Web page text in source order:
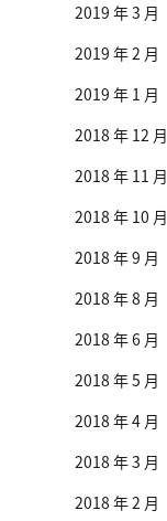
2019 年 3 月
2019 年 2 月
2019 年 1 月
2018 年 12 月
2018 年 11 月
2018 年 10 月
2018 年 9 月
2018 年 8 月
2018 年 6 月
2018 年 5 月
2018 年 4 月
2018 年 3 月
2018 年 2 月